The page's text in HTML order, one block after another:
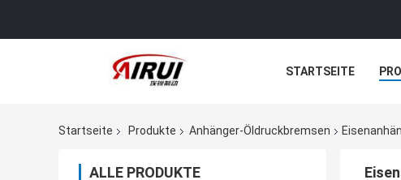
STARTSEITE
Startseite
Produkte Anhänger-Öldruckbremsen
ALLE PRODUKTE